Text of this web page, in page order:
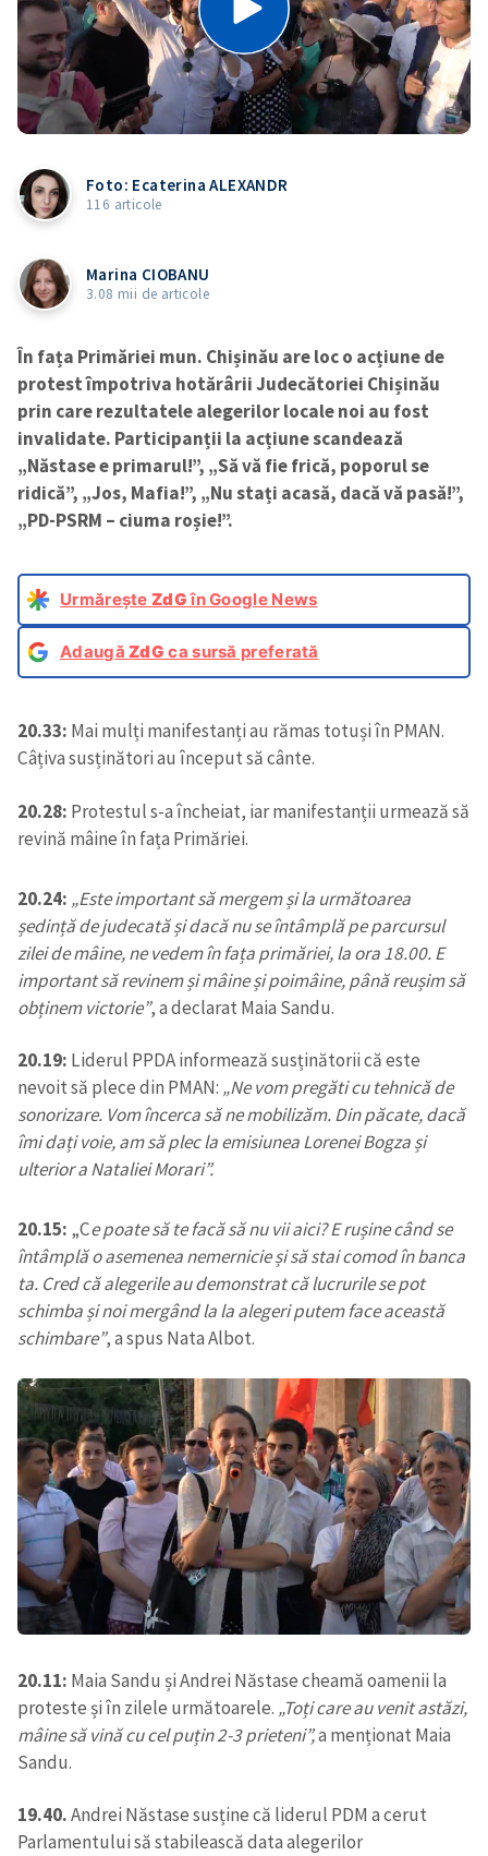
Foto: Ecaterina ALEXANDR
116 articole
Marina CIOBANU
3.08 mii de articole
În fața Primăriei mun. Chișinău are loc o acțiune de
protest împotriva hotărârii Judecătoriei Chișinău
prin care rezultatele alegerilor locale noi au fost
invalidate. Participanții la acțiune scandează
„Năstase e primarul!”, „Să vă fie frică, poporul se
ridică”, „Jos, Mafia!”, „Nu stați acasă, dacă vă pasă!”,
„PD-PSRM – ciuma roșie!”.
Urmărește ZdGîn Google News
AdaugăZdG ca sursă preferată
20.33: Mai mulți manifestanți au rămas totuși în PMAN.
Câțiva susținători au început să cânte.
20.28: Protestul s-a încheiat, iar manifestanții urmează să
revină mâine în fața Primăriei.
20.24: „Este important să mergem și la următoarea
ședință de judecată și dacă nu se întâmplă pe parcursul
zilei de mâine, ne vedem în fața primăriei, la ora 18.00. E
important să revinem și mâine și poimâine, până reușim să
obținem victorie”, a declarat Maia Sandu.
20.19: Liderul PPDA informează susținătorii că este
nevoit să plece din PMAN: „Ne vom pregăti cu tehnică de
sonorizare. Vom încerca să ne mobilizăm. Din păcate, dacă
îmi dați voie, am să plec la emisiunea Lorenei Bogza și
ulterior a Nataliei Morari”.
20.15: „Ce poate să te facă să nu vii aici? E rușine când se
întâmplă o asemenea nemernicie și să stai comod în banca
ta. Cred că alegerile au demonstrat că lucrurile se pot
schimba și noi mergând la la alegeri putem face această
schimbare”, a spus Nata Albot.
20.11: Maia Sandu și Andrei Năstase cheamă oamenii la
proteste și în zilele următoarele. „Toți care au venit astăzi,
mâine să vină cu cel puțin 2-3 prieteni”,a menționat Maia
Sandu.
19.40.Andrei Năstase susține că liderul PDM a cerut
Parlamentului să stabilească data alegerilor